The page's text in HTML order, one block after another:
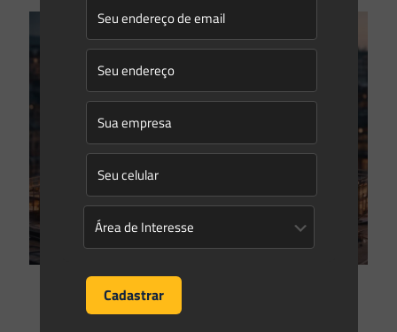
Eduardo Saeson
23/10/2023
Qual a finalidade de uma licença ambiental?